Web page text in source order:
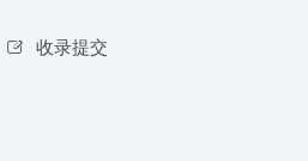
收录提交